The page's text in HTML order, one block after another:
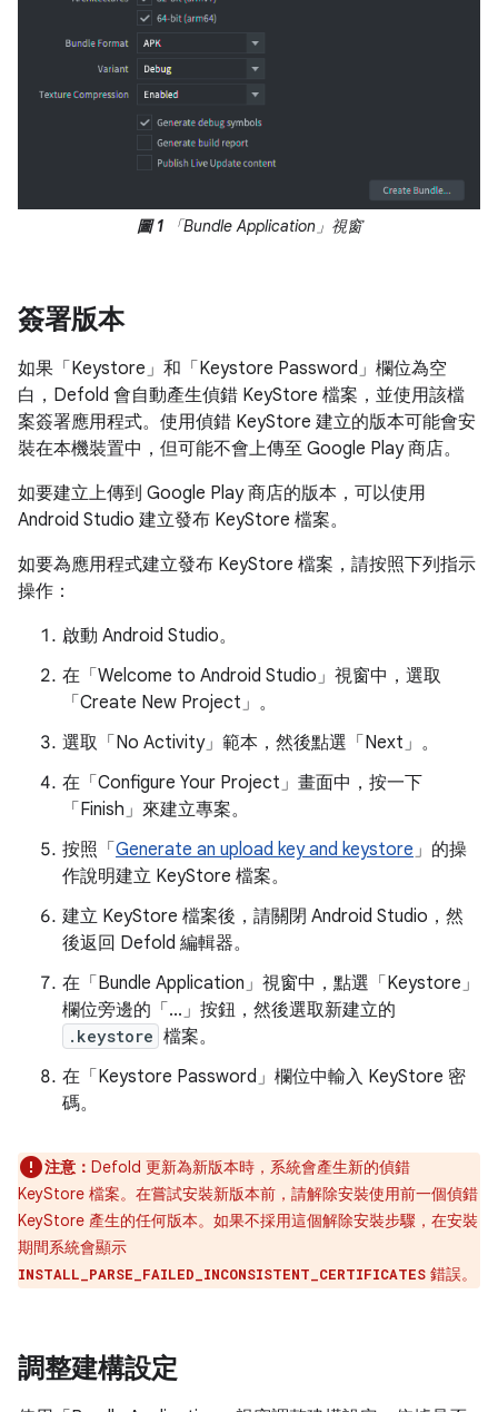
圖 1 「Bundle Application」 視窗
簽署版本
如果「Keystore」 和「Keystore Password」 欄位為空
白，Defold 會自動產生偵錯 KeyStore 檔案，並使用該檔
案簽署應用程式。使用偵錯 KeyStore 建立的版本可能會安
裝在本機裝置中，但可能不會上傳至 Google Play 商店。
如要建立上傳到 Google Play 商店的版本，可以使用
Android Studio 建立發布 KeyStore 檔案。
如要為應用程式建立發布 KeyStore 檔案，請按照下列指示
操作：
啟動 Android Studio。
在「Welcome to Android Studio」 視窗中，選取
「Create New Project」 。
選取「No Activity」 範本，然後點選「Next」 。
在「Configure Your Project」 畫面中，按一下
「Finish」 來建立專案。
按照「 Generate an upload key and keystore」的操
作說明建立 KeyStore 檔案。
建立 KeyStore 檔案後，請關閉 Android Studio，然
後返回 Defold 編輯器。
在「Bundle Application」 視窗中，點選「Keystore」
欄位旁邊的「...」 按鈕，然後選取新建立的
.keystore 檔案。
在「Keystore Password」 欄位中輸入 KeyStore 密
碼。
注意： Defold 更新為新版本時，系統會產生新的偵錯
KeyStore 檔案。在嘗試安裝新版本前，請解除安裝使用前一個偵錯
KeyStore 產生的任何版本。如果不採用這個解除安裝步驟，在安裝
期間系統會顯示
INSTALL_PARSE_FAILED_INCONSISTENT_CERTIFICATES 錯誤。
調整建構設定